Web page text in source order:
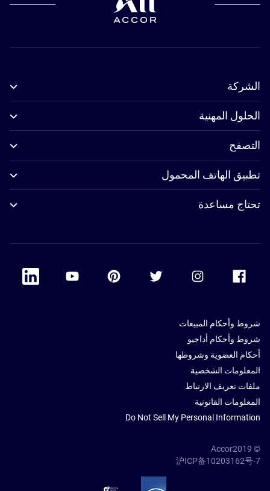
الشركة
الحلول المهنية
التصفح
تطبيق الهاتف المحمول
تحتاج مساعدة
Accor Facebook
Accor Twitter
Accor Pinterest
Accor Youtube
Linkedin
شروط وأحكام المبيعات
شروط وأحكام أداجيو
أحكام العضوية وشروطها
المعلومات الشخصية
ملفات تعريف الارتباط
المعلومات القانونية
Do Not Sell My Personal Information
© Accor2019
沪ICP备10203162号-7